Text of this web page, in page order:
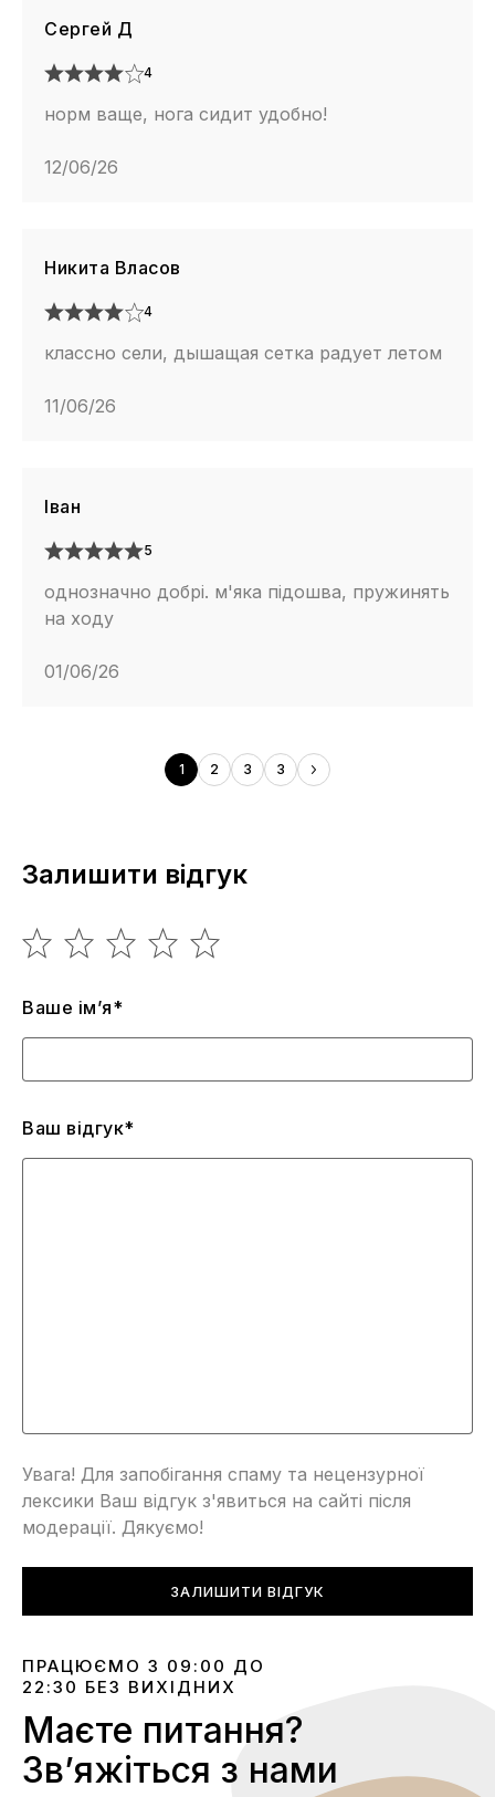
Сергей Д
4
норм ваще, нога сидит удобно!
12/06/26
Никита Власов
4
классно сели, дышащая сетка радует летом
11/06/26
Іван
5
однозначно добрі. м'яка підошва, пружинять
на ходу
01/06/26
1 2 3 3
Залишити відгук
Ваше ім’я*
Ваш відгук*
Увага! Для запобігання спаму та нецензурної
лексики Ваш відгук з'явиться на сайті після
модерації. Дякуємо!
ЗАЛИШИТИ ВІДГУК
ПРАЦЮЄМО З 09:00 ДО
22:30 БЕЗ ВИХІДНИХ
Маєте питання?
Звʼяжіться з нами